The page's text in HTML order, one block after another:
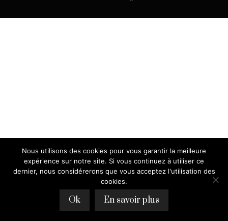
Nous utilisons des cookies pour vous garantir la meilleure
expérience sur notre site. Si vous continuez à utiliser ce
dernier, nous considérerons que vous acceptez l'utilisation des
cookies.
Ok En savoir plus